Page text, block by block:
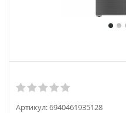
Артикул:6940461935128